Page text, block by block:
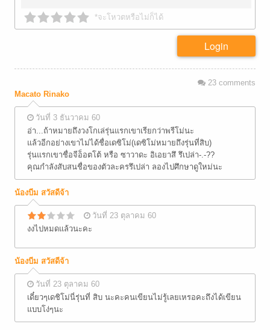
*จะโหวตหรือไม่ก็ได้
Login
23comments
Macato Rinako
วันที่ 3 ธันวาคม 60
อ่า...ถ้าหมายถึงวงโกเล่รุ่นแรกเขาเรียกว่าพรีโม่นะ
แล้วอีกอย่างเขาไม่ได้ชื่อเดซิโม่(เดซิโม่หมายถึงรุ่นที่สิบ)
รุ่นแรกเขาชื่อจีอ็อตโต้ หรือ ซาวาดะ อิเอยาสึ รึเปล่า-.-??
คุณกำลังสับสนชื่อของตัวละครรึเปล่า ลองไปศึกษาดูใหม่นะ
น้องบีม สวัสดีจ้า
วันที่ 23 ตุลาคม 60
งงไปหมดแล้วนะคะ
น้องบีม สวัสดีจ้า
วันที่ 23 ตุลาคม 60
เดี๋ยวๆเดชิโม่นี่รุ่นที่ สิบ นะคะคนเขียนไม่รู้เลยเหรอคะถึงได้เขียน
แบบโง่ๆนะ